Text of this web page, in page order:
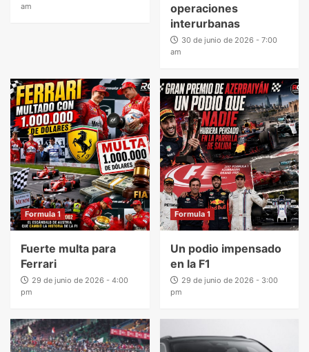
am
operaciones
interurbanas
30 de junio de 2026 - 7:00
am
Formula 1
Fuerte multa para
Ferrari
29 de junio de 2026 - 4:00
pm
Formula 1
Un podio impensado
en la F1
29 de junio de 2026 - 3:00
pm